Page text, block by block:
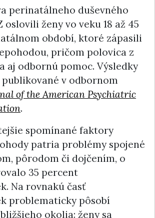
perinatálneho duševného
oslovili ženy vo veku 18 až 45
období, ktoré zápasili
pričom polovica z
aj odbornú pomoc. Výsledky
v odbornom
of the American Psychiatric
.
spomínané faktory
patria problémy spojené
pôrodom či dojčením, o
35 percent
Na rovnakú časť
problematicky pôsobí
okolia: ženy sa